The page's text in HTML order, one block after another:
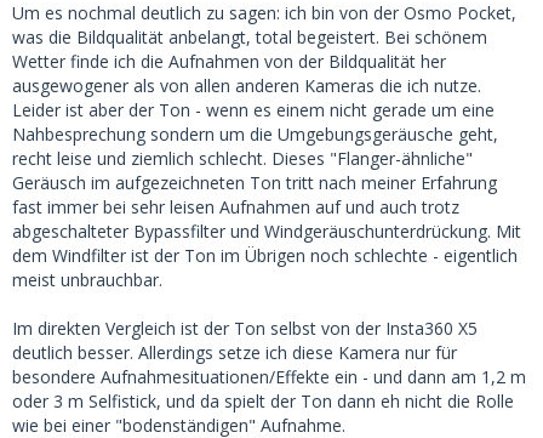
Um es nochmal deutlich zu sagen: ich bin von der Osmo Pocket,
was die Bildqualität anbelangt, total begeistert. Bei schönem
Wetter finde ich die Aufnahmen von der Bildqualität her
ausgewogener als von allen anderen Kameras die ich nutze.
Leider ist aber der Ton - wenn es einem nicht gerade um eine
Nahbesprechung sondern um die Umgebungsgeräusche geht,
recht leise und ziemlich schlecht. Dieses "Flanger-ähnliche"
Geräusch im aufgezeichneten Ton tritt nach meiner Erfahrung
fast immer bei sehr leisen Aufnahmen auf und auch trotz
abgeschalteter Bypassfilter und Windgeräuschunterdrückung. Mit
dem Windfilter ist der Ton im Übrigen noch schlechte - eigentlich
meist unbrauchbar.
Im direkten Vergleich ist der Ton selbst von der Insta360 X5
deutlich besser. Allerdings setze ich diese Kamera nur für
besondere Aufnahmesituationen/Effekte ein - und dann am 1,2 m
oder 3 m Selfistick, und da spielt der Ton dann eh nicht die Rolle
wie bei einer "bodenständigen" Aufnahme.